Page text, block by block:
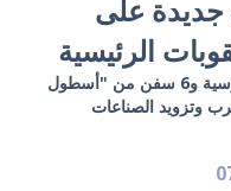
جديدة على
الرئيسية
العقوبات تشمل 19 كياناً بينها 6 بنوك روسية و6 سفن من "أسطول
وتزويد الصناعات